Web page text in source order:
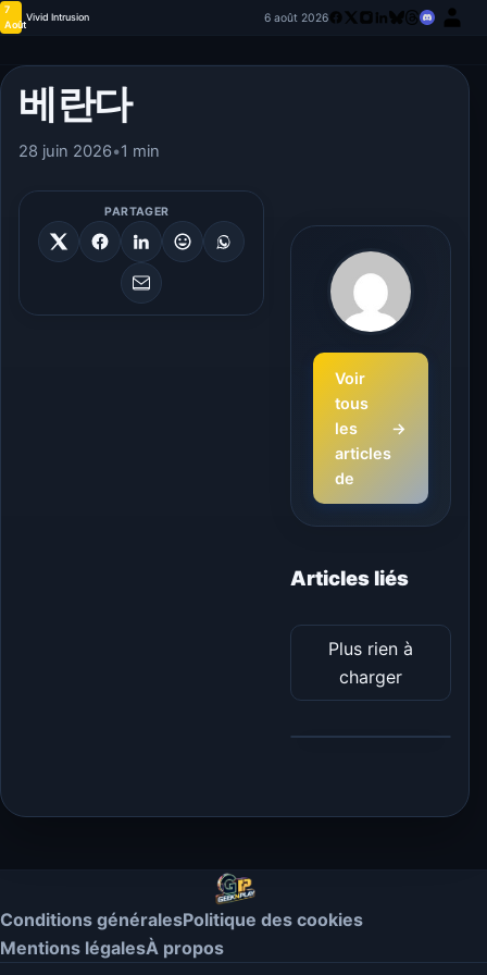
7
Août
Vivid Intrusion 6 août 2026
베란다
28 juin 2026•1 min
PARTAGER
Voir
tous
les
articles
de
→
Articles liés
Plus rien à
charger
Conditions généralesPolitique des cookies
Mentions légalesÀ propos